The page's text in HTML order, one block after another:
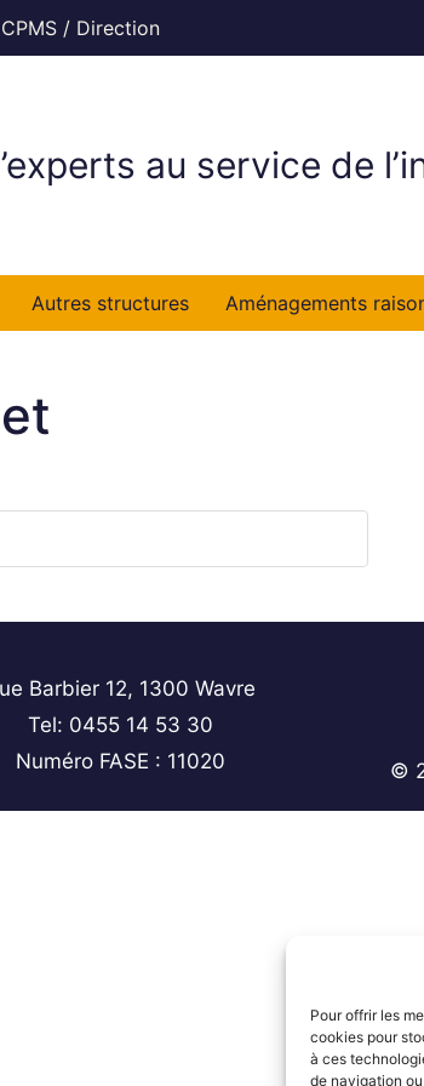
Pour offrir les
cookies pour
à ces
de navigation
CPMS / Direction
au service de
Autres structures Aménagements
Barbier 12, 1300 Wavre
Tel: 0455 14 53 30
Numéro FASE : 11020
©